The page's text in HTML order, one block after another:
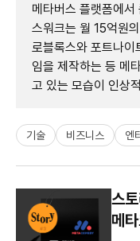
메타버스 플랫폼에서
스워크는 월 15억원
로블록스와 포트나이
임을 제작하는 등 메
고 있는 모습이 인상
기술 비즈니스 엔
스
메